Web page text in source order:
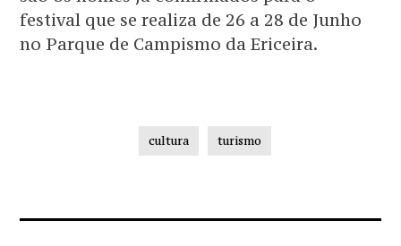
festival que se realiza de 26 a 28 de Junho
no Parque de Campismo da Ericeira.
cultura turismo